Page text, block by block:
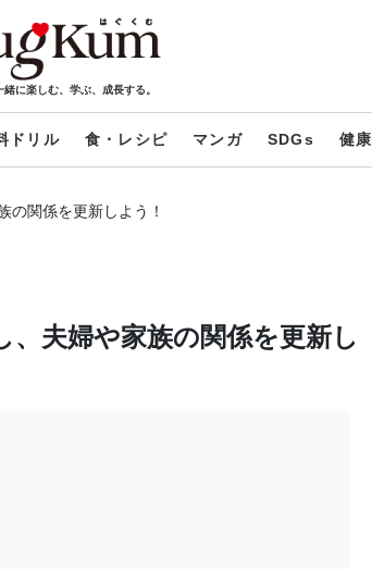
緒に楽しむ、学ぶ、成長する。
ドリル 食・レシピ マンガ SDGs 健康
の関係を更新しよう！
夫婦や家族の関係を更新し